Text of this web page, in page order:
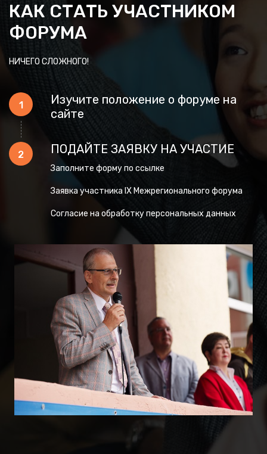
КАК СТАТЬ УЧАСТНИКОМ
ФОРУМА
НИЧЕГО СЛОЖНОГО!
1
Изучите положение о форуме на
сайте
2 ПОДАЙТЕ ЗАЯВКУ НА УЧАСТИЕ
Заполните форму по ссылке
Заявка участника IX Межрегионального форума
Согласие на обработку персональных данных